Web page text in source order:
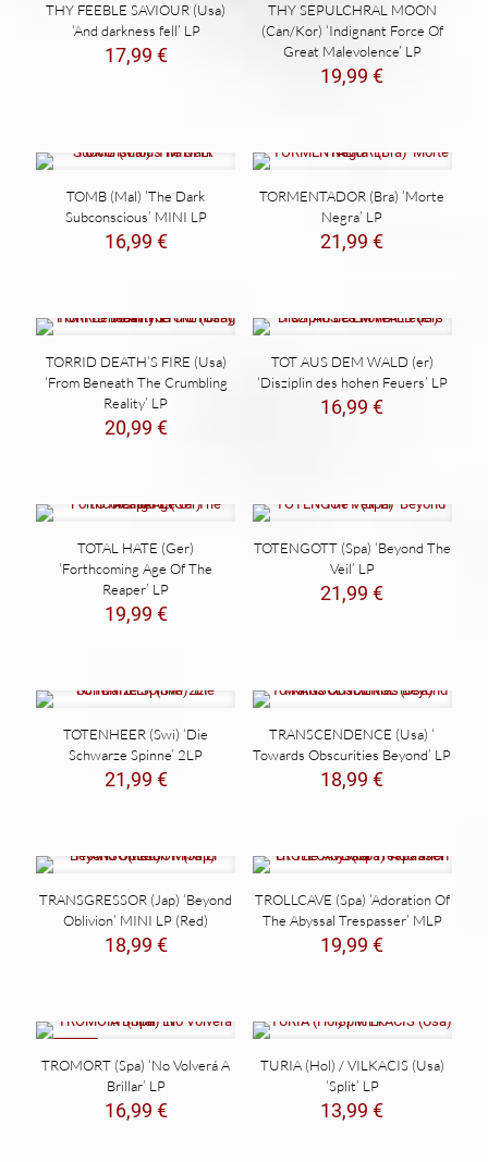
THY FEEBLE SAVIOUR (Usa)
‘And darkness fell’ LP
17,99 €
THY SEPULCHRAL MOON
(Can/Kor) ‘Indignant Force Of
Great Malevolence’ LP
19,99€
TOMB (Mal) ‘The Dark
Subconscious’ MINI LP
16,99 €
TORMENTADOR (Bra) ‘Morte
Negra’ LP
21,99€
TORRID DEATH’S FIRE (Usa)
‘From Beneath The Crumbling
Reality’ LP
20,99 €
TOT AUS DEM WALD (er)
‘Disziplin des hohen Feuers’ LP
16,99€
TOTAL HATE (Ger)
‘Forthcoming Age Of The
Reaper’ LP
19,99 €
TOTENGOTT (Spa) ‘Beyond The
Veil’ LP
21,99€
TOTENHEER (Swi) ‘Die
Schwarze Spinne’ 2LP
21,99 €
TRANSCENDENCE (Usa) ‘
Towards Obscurities Beyond’ LP
18,99€
TRANSGRESSOR (Jap) ‘Beyond
Oblivion’ MINI LP (Red)
18,99 €
TROLLCAVE (Spa) ‘Adoration Of
The Abyssal Trespasser’ MLP
19,99€
TROMORT (Spa) ‘No Volverá A
Brillar’ LP
16,99 €
TURIA (Hol) / VILKACIS (Usa)
‘Split’ LP
13,99€